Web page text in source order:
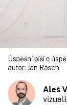
Úspěšní píší o
autor: Jan Rasch
Aleš